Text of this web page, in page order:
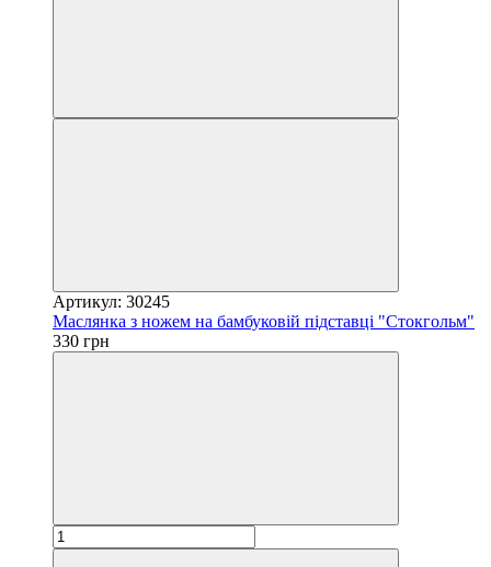
Артикул: 30245
Маслянка з ножем на бамбуковій підставці "Стокгольм"
330 грн